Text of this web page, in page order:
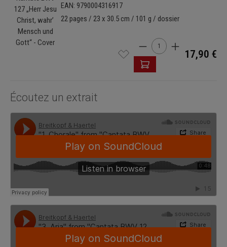
EAN: 9790004316917
22 pages / 23 x 30.5 cm / 101 g / dossier
Quantité de produit :
17,90 €
Écoutez un extrait